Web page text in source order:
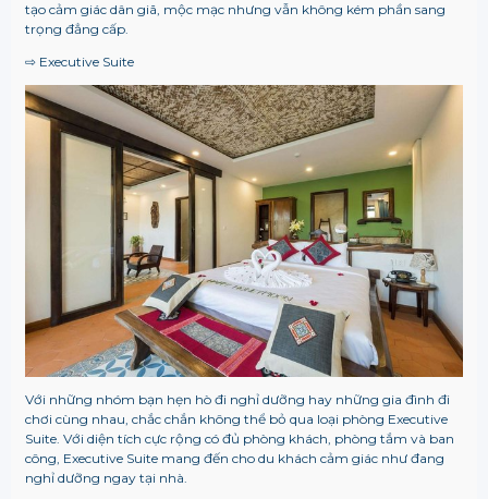
tạo cảm giác dân giã, mộc mạc nhưng vẫn không kém phần sang
trọng đẳng cấp.
⇨ Executive Suite
Với những nhóm bạn hẹn hò đi nghỉ dưỡng hay những gia đình đi
chơi cùng nhau, chắc chắn không thể bỏ qua loại phòng Executive
Suite. Với diện tích cực rộng có đủ phòng khách, phòng tắm và ban
công, Executive Suite mang đến cho du khách cảm giác như đang
nghỉ dưỡng ngay tại nhà.